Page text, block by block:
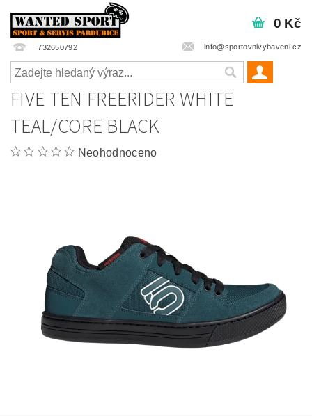
732650792 info@sportovnivybaveni.cz
0 Kč
FIVE TEN FREERIDER WHITE
TEAL/CORE BLACK
Neohodnoceno